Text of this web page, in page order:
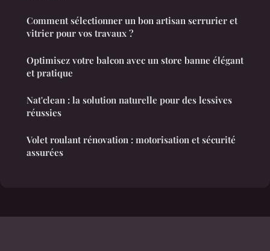
Comment sélectionner un bon artisan serrurier et
vitrier pour vos travaux ?
Optimisez votre balcon avec un store banne élégant
et pratique
Nat'clean : la solution naturelle pour des lessives
réussies
Volet roulant rénovation : motorisation et sécurité
assurées